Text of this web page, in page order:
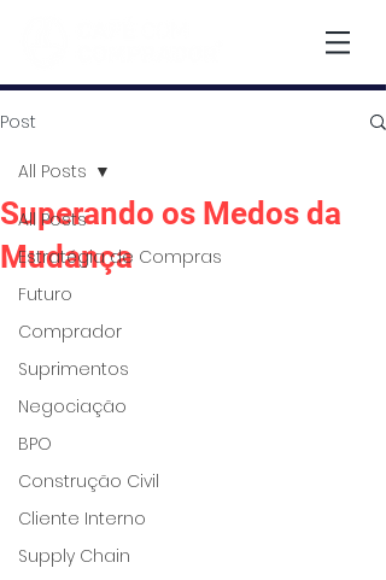
Post
All Posts
Estratégia de Compras
Futuro
Comprador
Suprimentos
Negociação
BPO
Construção Civil
Cliente Interno
Supply Chain
All Posts
Superando os Medos da
Mudança